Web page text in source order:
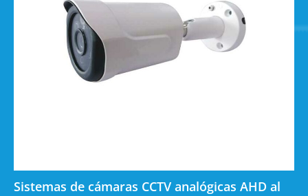
Sistemas de cámaras CCTV analógicas AHD al